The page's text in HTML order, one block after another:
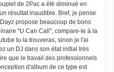
de 2Pac a été diminué en
résultat inaudible. Bref, je pense
propose beaucoup de bons
"U Can Call", compare-le à la
tu la trouveras, sinon je l'ai
un DJ dans son état initial très
que le travail des professionnels
d'album de ce type est